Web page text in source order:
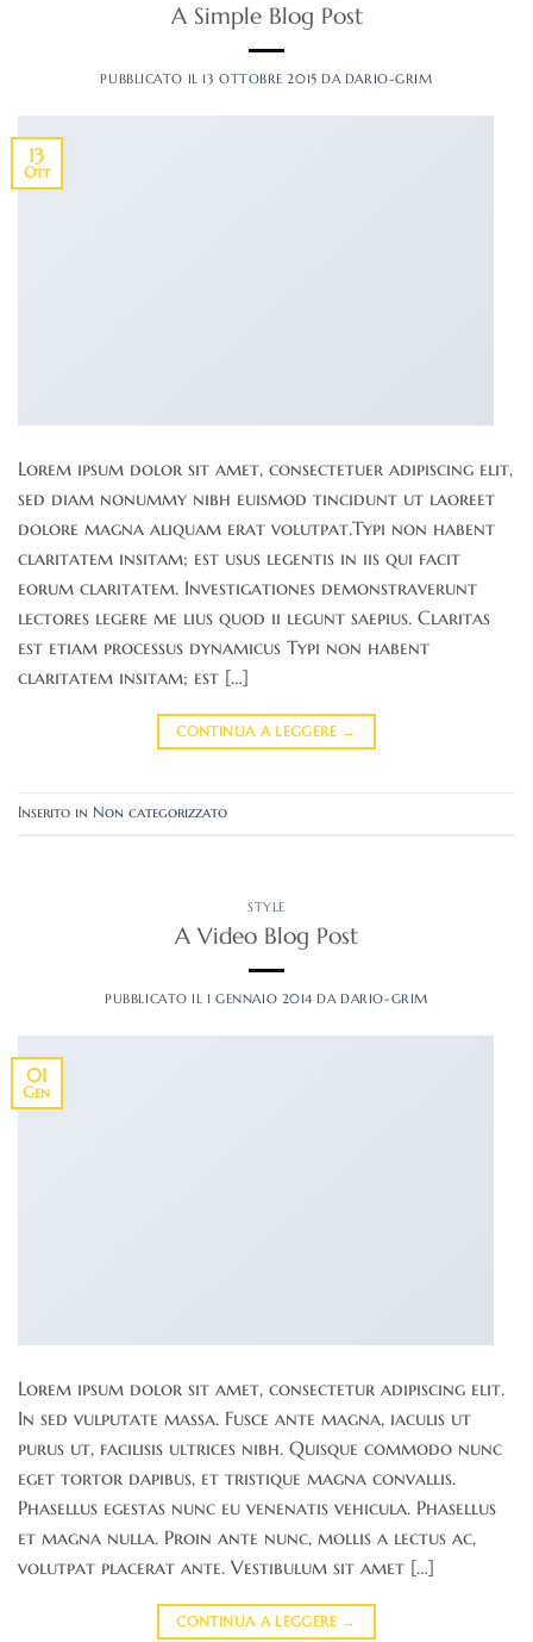
A Simple Blog Post
PUBBLICATO IL 13 OTTOBRE 2015 DA DARIO-GRIM
13
Ott
Lorem ipsum dolor sit amet, consectetuer adipiscing elit,
sed diam nonummy nibh euismod tincidunt ut laoreet
dolore magna aliquam erat volutpat.Typi non habent
claritatem insitam; est usus legentis in iis qui facit
eorum claritatem. Investigationes demonstraverunt
lectores legere me lius quod ii legunt saepius. Claritas
est etiam processus dynamicus Typi non habent
claritatem insitam; est […]
CONTINUA A LEGGERE →
Inserito in Non categorizzato
STYLE
A Video Blog Post
PUBBLICATO IL 1 GENNAIO 2014 DADARIO-GRIM
01
Gen
Lorem ipsum dolor sit amet, consectetur adipiscing elit.
In sed vulputate massa. Fusce ante magna, iaculis ut
purus ut, facilisis ultrices nibh. Quisque commodo nunc
eget tortor dapibus, et tristique magna convallis.
Phasellus egestas nunc eu venenatis vehicula. Phasellus
et magna nulla. Proin ante nunc, mollis a lectus ac,
volutpat placerat ante. Vestibulum sit amet […]
CONTINUA A LEGGERE →